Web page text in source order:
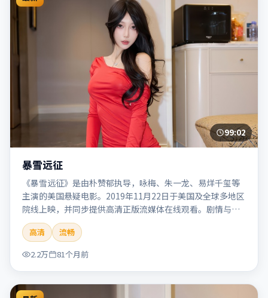
99:02
暴雪远征
《暴雪远征》是由朴赞郁执导，咏梅、朱一龙、易烊千玺等
主演的美国悬疑电影。2019年11月22日于美国及全球多地区
院线上映，并同步提供高清正版流媒体在线观看。剧情与看
点：悬念层层推进，线索相互勾连，结局出人意料，适合推
理爱好者。本片适合检索「暴雪远征」「朴赞郁」「悬疑」
「美国」「2019」「2019-11-22上映」等关键词的影迷阅读
简介与主创信息。
高清
流畅
2.2万
81个月前